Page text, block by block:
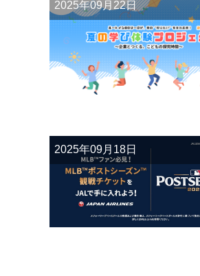
2025年09月22日
2025年09月18日